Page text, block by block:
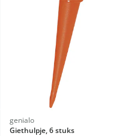
genialo
Giethulpje, 6 stuks